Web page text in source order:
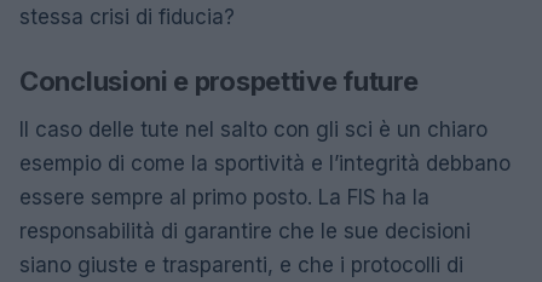
stessa crisi di fiducia?
Conclusioni e prospettive future
Il caso delle tute nel salto con gli sci è un chiaro
esempio di come la sportività e l’integrità debbano
essere sempre al primo posto. La FIS ha la
responsabilità di garantire che le sue decisioni
siano giuste e trasparenti, e che i protocolli di